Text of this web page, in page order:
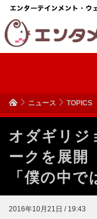
ニュース TOPICS
オダギリジ
ークを展
「僕の中で
2016年10月21日 / 19:43